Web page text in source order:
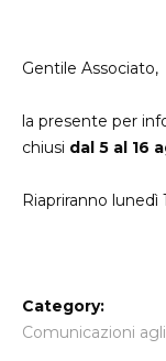
Gentile Associato,
la presente per
chiusi dal 5 al 16
Riapriranno lunedì
Category:
Comunicazioni